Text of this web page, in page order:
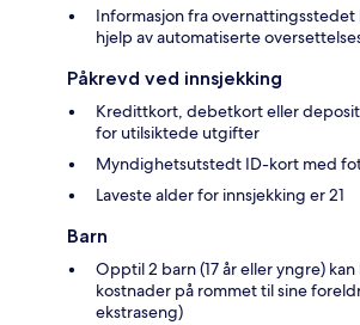
Informasjon fra overnattingsstedet
hjelp av automatiserte
Påkrevd ved innsjekking
Kredittkort, debetkort eller
for utilsiktede utgifter
Myndighetsutstedt ID-kort med
Laveste alder for innsjekking er 21
Barn
Opptil 2 barn (17 år eller yngre)
kostnader på rommet til sine
ekstraseng)